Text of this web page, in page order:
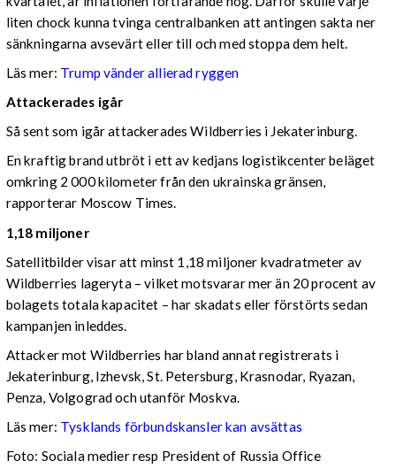
liten chock kunna tvinga centralbanken att antingen sakta ner
sänkningarna avsevärt eller till och med stoppa dem helt.
Läs mer: Trump vänder allierad ryggen
Attackerades igår
Så sent som igår attackerades Wildberries i Jekaterinburg.
En kraftig brand utbröt i ett av kedjans logistikcenter beläget
omkring 2 000 kilometer från den ukrainska gränsen,
rapporterar Moscow Times.
1,18 miljoner
Satellitbilder visar att minst 1,18 miljoner kvadratmeter av
Wildberries lageryta – vilket motsvarar mer än 20 procent av
bolagets totala kapacitet – har skadats eller förstörts sedan
kampanjen inleddes.
Attacker mot Wildberries har bland annat registrerats i
Jekaterinburg, Izhevsk, St. Petersburg, Krasnodar, Ryazan,
Penza, Volgograd och utanför Moskva.
Läs mer: Tysklands förbundskansler kan avsättas
Foto: Sociala medier resp President of Russia Office